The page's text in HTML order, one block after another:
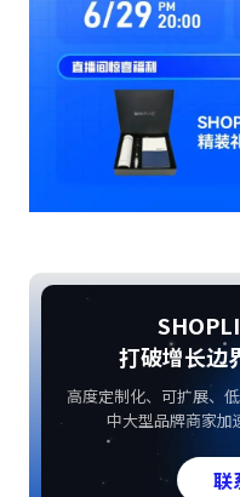
打破增长边
高度定制化、可扩展、
中大型品牌商家加
联